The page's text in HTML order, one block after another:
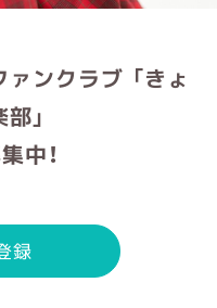
ンクラブ 「きょ
」
中！
録